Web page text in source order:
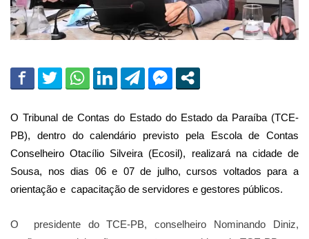
O Tribunal de Contas do Estado do Estado da Paraíba (TCE-
PB), dentro do calendário previsto pela Escola de Contas
Conselheiro Otacílio Silveira (Ecosil), realizará na cidade de
Sousa, nos dias 06 e 07 de julho, cursos voltados para a
orientação e capacitação de servidores e gestores públicos.
O presidente do TCE-PB, conselheiro Nominando Diniz,